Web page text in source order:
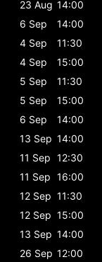
23 Aug 14:00
6 Sep
14:00
4 Sep
11:30
4 Sep
15:00
5 Sep
11:30
5 Sep
15:00
6 Sep
14:00
13 Sep 14:00
11 Sep 12:30
11 Sep 16:00
12 Sep 11:30
12 Sep 15:00
13 Sep 14:00
26 Sep 12:00